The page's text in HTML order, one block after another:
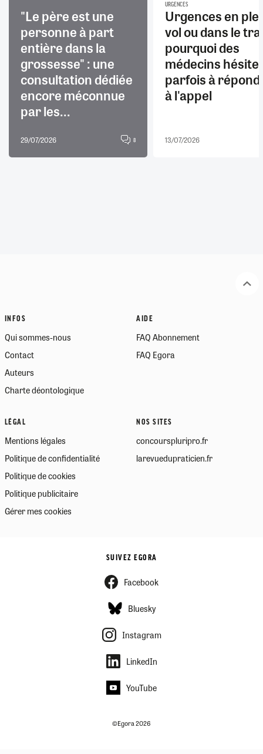
"Le père est une
personne à part
entière dans la
grossesse" : une
consultation dédiée
encore méconnue
par les...
29/07/2026 8
URGENCES
Urgences en
vol ou dans le
pourquoi des
médecins
parfois à
à l'appel
13/07/2026
INFOS
Qui sommes-nous
Contact
Auteurs
Charte déontologique
AIDE
FAQ Abonnement
FAQ Egora
LÉGAL
Mentions légales
Politique de confidentialité
Politique de cookies
Politique publicitaire
Gérer mes cookies
NOS SITES
concourspluripro.fr
larevuedupraticien.fr
SUIVEZ EGORA
Facebook
Bluesky
Instagram
LinkedIn
YouTube
©Egora 2026